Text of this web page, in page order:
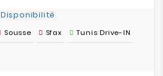
Disponibilité
Sousse Sfax Tunis Drive-IN